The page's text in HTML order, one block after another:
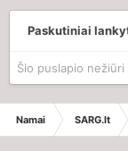
Paskutiniai
Šio puslapio
Namai SARG.lt